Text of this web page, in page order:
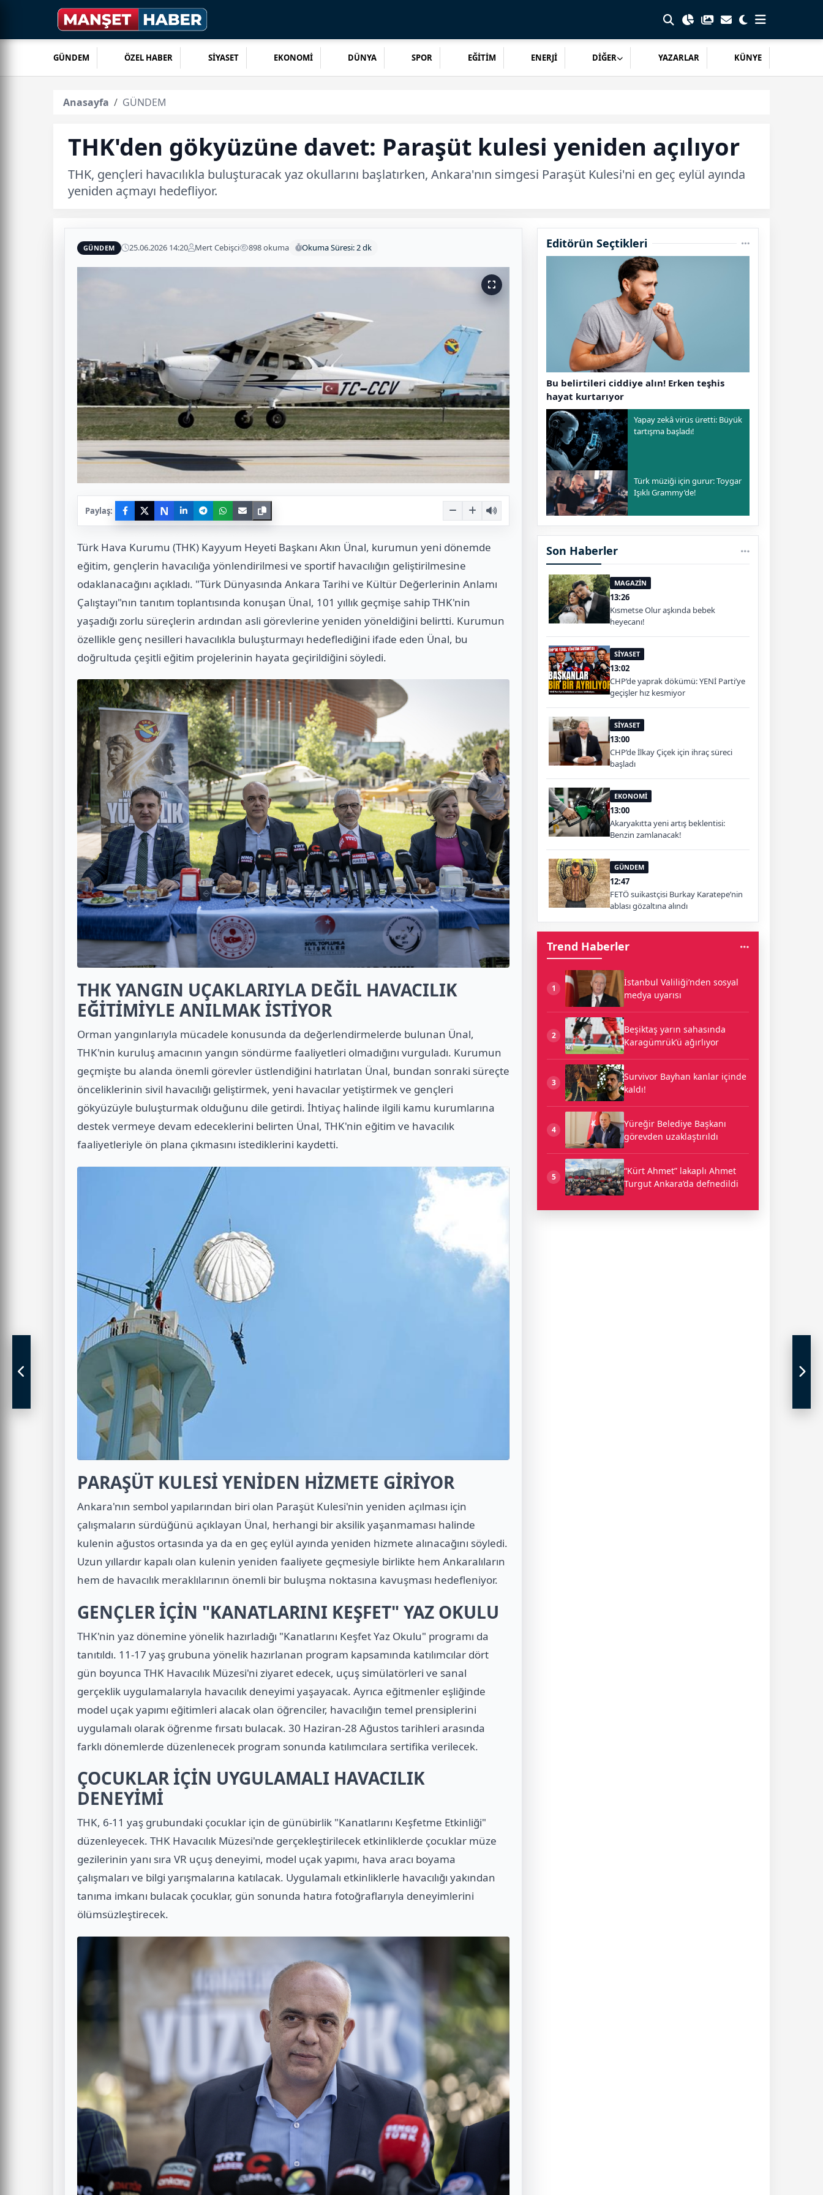
GÜNDEM ÖZEL HABER SİYASET EKONOMİ DÜNYA SPOR EĞİTİM ENERJİ DİĞER YAZARLAR KÜNYE
Anasayfa GÜNDEM
THK'den gökyüzüne davet: Paraşüt kulesi yeniden açılıyor
THK, gençleri havacılıkla buluşturacak yaz okullarını başlatırken, Ankara'nın simgesi Paraşüt Kulesi'ni en geç eylül ayında
yeniden açmayı hedefliyor.
GÜNDEM 25.06.2026 14:20 Mert Cebişci 898 okuma Okuma Süresi: 2 dk
Paylaş: N
Türk Hava Kurumu (THK) Kayyum Heyeti Başkanı Akın Ünal, kurumun yeni dönemde
eğitim, gençlerin havacılığa yönlendirilmesi ve sportif havacılığın geliştirilmesine
odaklanacağını açıkladı. "Türk Dünyasında Ankara Tarihi ve Kültür Değerlerinin Anlamı
Çalıştayı"nın tanıtım toplantısında konuşan Ünal, 101 yıllık geçmişe sahip THK'nin
yaşadığı zorlu süreçlerin ardından asli görevlerine yeniden yöneldiğini belirtti. Kurumun
özellikle genç nesilleri havacılıkla buluşturmayı hedeflediğini ifade eden Ünal, bu
doğrultuda çeşitli eğitim projelerinin hayata geçirildiğini söyledi.
THK YANGIN UÇAKLARIYLA DEĞİL HAVACILIK
EĞİTİMİYLE ANILMAK İSTİYOR
Orman yangınlarıyla mücadele konusunda da değerlendirmelerde bulunan Ünal,
THK'nin kuruluş amacının yangın söndürme faaliyetleri olmadığını vurguladı. Kurumun
geçmişte bu alanda önemli görevler üstlendiğini hatırlatan Ünal, bundan sonraki süreçte
önceliklerinin sivil havacılığı geliştirmek, yeni havacılar yetiştirmek ve gençleri
gökyüzüyle buluşturmak olduğunu dile getirdi. İhtiyaç halinde ilgili kamu kurumlarına
destek vermeye devam edeceklerini belirten Ünal, THK'nin eğitim ve havacılık
faaliyetleriyle ön plana çıkmasını istediklerini kaydetti.
PARAŞÜT KULESİ YENİDEN HİZMETE GİRİYOR
Ankara'nın sembol yapılarından biri olan Paraşüt Kulesi'nin yeniden açılması için
çalışmaların sürdüğünü açıklayan Ünal, herhangi bir aksilik yaşanmaması halinde
kulenin ağustos ortasında ya da en geç eylül ayında yeniden hizmete alınacağını söyledi.
Uzun yıllardır kapalı olan kulenin yeniden faaliyete geçmesiyle birlikte hem Ankaralıların
hem de havacılık meraklılarının önemli bir buluşma noktasına kavuşması hedefleniyor.
GENÇLER İÇİN "KANATLARINI KEŞFET" YAZ OKULU
THK'nin yaz dönemine yönelik hazırladığı "Kanatlarını Keşfet Yaz Okulu" programı da
tanıtıldı. 11-17 yaş grubuna yönelik hazırlanan program kapsamında katılımcılar dört
gün boyunca THK Havacılık Müzesi'ni ziyaret edecek, uçuş simülatörleri ve sanal
gerçeklik uygulamalarıyla havacılık deneyimi yaşayacak. Ayrıca eğitmenler eşliğinde
model uçak yapımı eğitimleri alacak olan öğrenciler, havacılığın temel prensiplerini
uygulamalı olarak öğrenme fırsatı bulacak. 30 Haziran-28 Ağustos tarihleri arasında
farklı dönemlerde düzenlenecek program sonunda katılımcılara sertifika verilecek.
ÇOCUKLAR İÇİN UYGULAMALI HAVACILIK
DENEYİMİ
THK, 6-11 yaş grubundaki çocuklar için de günübirlik "Kanatlarını Keşfetme Etkinliği"
düzenleyecek. THK Havacılık Müzesi'nde gerçekleştirilecek etkinliklerde çocuklar müze
gezilerinin yanı sıra VR uçuş deneyimi, model uçak yapımı, hava aracı boyama
çalışmaları ve bilgi yarışmalarına katılacak. Uygulamalı etkinliklerle havacılığı yakından
tanıma imkanı bulacak çocuklar, gün sonunda hatıra fotoğraflarıyla deneyimlerini
ölümsüzleştirecek.
Editörün Seçtikleri
Bu belirtileri ciddiye alın! Erken teşhis
hayat kurtarıyor
Yapay zekâ virüs üretti: Büyük
tartışma başladı!
Türk müziği için gurur: Toygar
Işıklı Grammy’de!
Son Haberler
MAGAZİN
13:26
Kısmetse Olur aşkında bebek
heyecanı!
SİYASET
13:02
CHP’de yaprak dökümü: YENİ Parti’ye
geçişler hız kesmiyor
SİYASET
13:00
CHP’de İlkay Çiçek için ihraç süreci
başladı
EKONOMİ
13:00
Akaryakıtta yeni artış beklentisi:
Benzin zamlanacak!
GÜNDEM
12:47
FETÖ suikastçisi Burkay Karatepe’nin
ablası gözaltına alındı
Trend Haberler
1
İstanbul Valiliği’nden sosyal
medya uyarısı
2
Beşiktaş yarın sahasında
Karagümrük’ü ağırlıyor
3
Survivor Bayhan kanlar içinde
kaldı!
4
Yüreğir Belediye Başkanı
görevden uzaklaştırıldı
5
“Kürt Ahmet” lakaplı Ahmet
Turgut Ankara’da defnedildi